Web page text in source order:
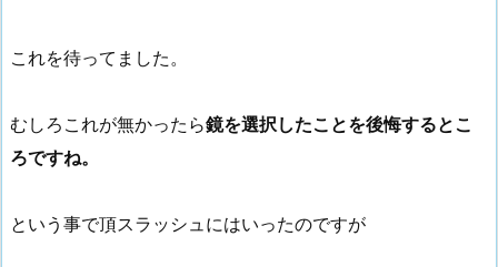
これを待ってました。
むしろこれが無かったら鏡を選択したことを後悔するとこ
ろですね。
という事で頂スラッシュにはいったのですが